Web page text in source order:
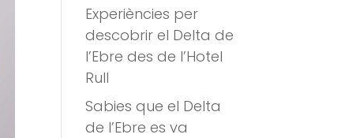
Experiències per
descobrir el Delta de
l’Ebre des de l’Hotel
Rull
Sabies que el Delta
de l’Ebre es va